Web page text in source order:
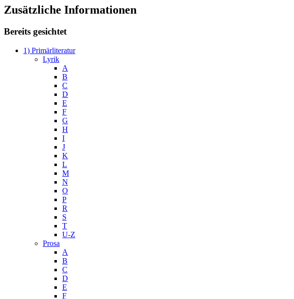
Zusätzliche Informationen
Bereits gesichtet
1) Primärliteratur
Lyrik
A
B
C
D
E
F
G
H
I
J
K
L
M
N
O
P
R
S
T
U-Z
Prosa
A
B
C
D
E
F